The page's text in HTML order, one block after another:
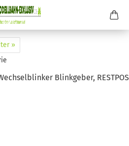
»
Blinkgeber,